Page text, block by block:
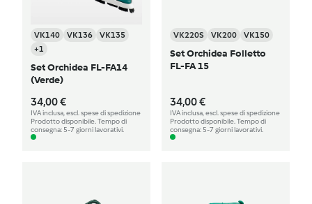
VK140 VK136
VK135
+1
Set Orchidea FL-FA14
(Verde)
34,00 €
IVA inclusa, escl. spese di spedizione
Prodotto disponibile. Tempo di
consegna: 5-7 giorni lavorativi.
VK220S VK200 VK150
Set Orchidea Folletto
FL-FA 15
34,00 €
IVA inclusa, escl. spese di spedizione
Prodotto disponibile. Tempo di
consegna: 5-7 giorni lavorativi.